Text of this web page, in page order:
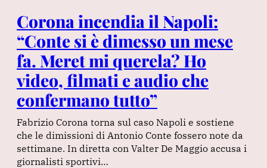
Corona incendia il Napoli:
“Conte si è dimesso un mese
fa. Meret mi querela? Ho
video, filmati e audio che
confermano tutto”
Fabrizio Corona torna sul caso Napoli e sostiene
che le dimissioni di Antonio Conte fossero note da
settimane. In diretta con Valter De Maggio accusa i
giornalisti sportivi…